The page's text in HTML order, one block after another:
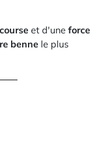
et d'une force
benne le plus